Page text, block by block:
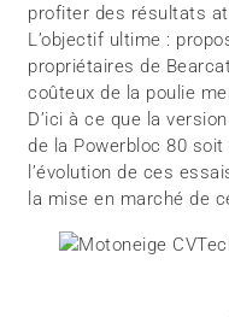
profiter des résultats
L’objectif ultime :
propriétaires de
coûteux de la poulie
D’ici à ce que la
de la Powerbloc 80
l’évolution de ces
la mise en marché de